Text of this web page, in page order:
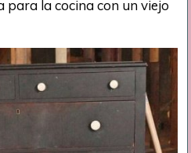
para la cocina con un viejo